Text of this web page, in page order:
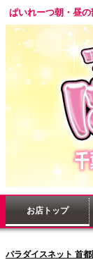
ぱいれーつ朝・昼
お店トップ
パラダイスネット 首都